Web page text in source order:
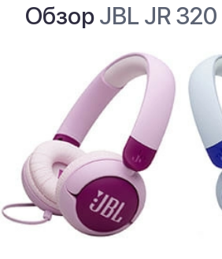
ОбзорJBL JR 320